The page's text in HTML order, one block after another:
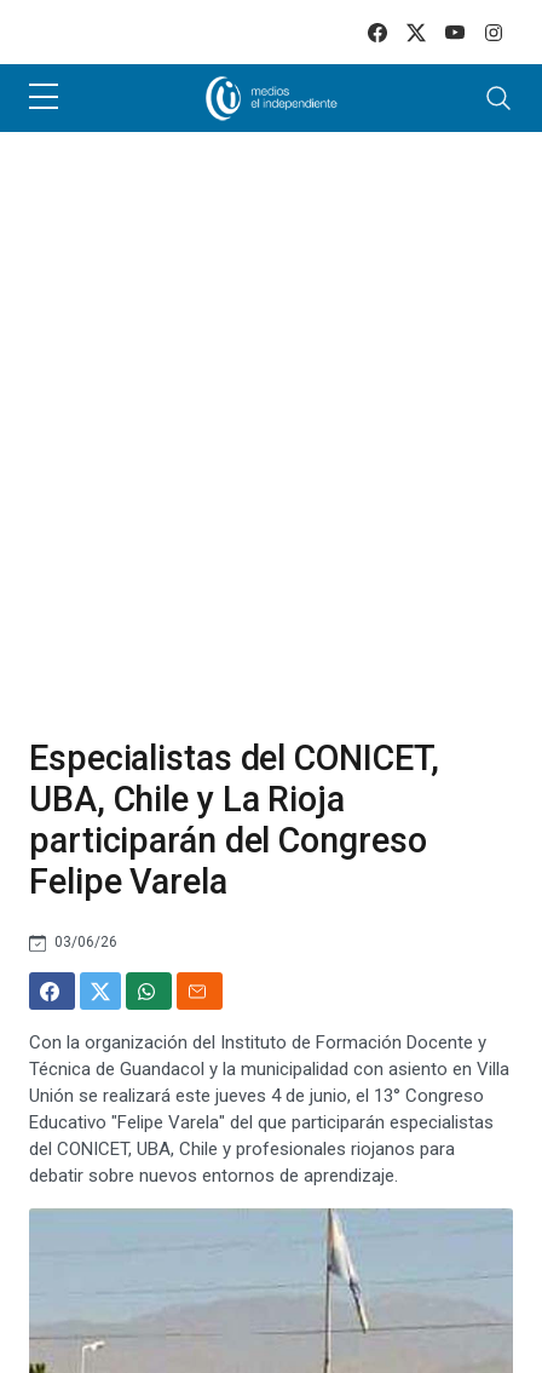
Especialistas del CONICET,
UBA, Chile y La Rioja
participarán del Congreso
Felipe Varela
03/06/26
Con la organización del Instituto de Formación Docente y
Técnica de Guandacol y la municipalidad con asiento en Villa
Unión se realizará este jueves 4 de junio, el 13° Congreso
Educativo "Felipe Varela" del que participarán especialistas
del CONICET, UBA, Chile y profesionales riojanos para
debatir sobre nuevos entornos de aprendizaje.